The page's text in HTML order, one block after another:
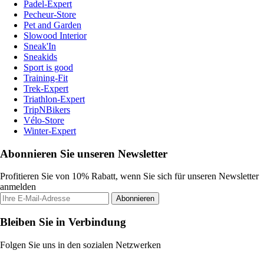
Padel-Expert
Pecheur-Store
Pet and Garden
Slowood Interior
Sneak'In
Sneakids
Sport is good
Training-Fit
Trek-Expert
Triathlon-Expert
TripNBikers
Vélo-Store
Winter-Expert
Abonnieren Sie unseren Newsletter
Profitieren Sie von 10% Rabatt, wenn Sie sich für unseren Newsletter
anmelden
Abonnieren
Bleiben Sie in Verbindung
Folgen Sie uns in den sozialen Netzwerken